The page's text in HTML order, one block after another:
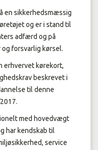
en sikkerhedsmæssig
og er i stand til
adfærd og på
forsvarlig kørsel.
erhvervet kørekort,
beskrevet i
til denne
med hovedvægt
har kendskab til
service